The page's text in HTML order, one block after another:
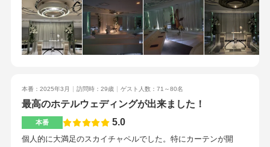
学しました。建物が円柱型なので、挙式会場と同じく360℃のパ
ノラマビューが楽しめます。白を基調とした会場なので、テー
ブルクロスやナプキンの色を自分達の好きな色にすることで、
色んな雰囲気にすることができるとのことでした。当日の成約
ェディングケーキの試食をしました。ふわふわのスポンジに生
クリームとフルーツのシンプルなショートケーキでしたが、フ
ルーツが新鮮でとても美味しかったです。新横浜駅からのすぐ
本番：2025年3月 訪問時：29歳 ゲスト人数：71～80名
最高のホテルウェディングが出来ました！
本番 5.0
個人的に大満足のスカイチャペルでした。特にカーテンが開